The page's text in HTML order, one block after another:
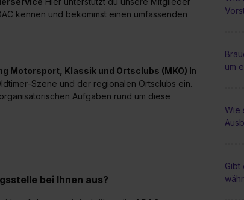
um
Wie
Gibt
kennen und bekommst einen umfassenden
Motorsport, Klassik und Ortsclubs (MKO) In
und der regionalen Ortsclubs ein.
Aufgaben rund um diese
bei Ihnen aus?